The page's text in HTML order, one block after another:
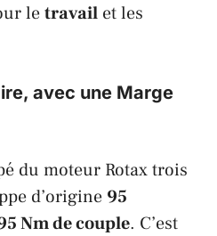
letravail et les
avec une Marge
du moteur Rotaxtrois
d’origine 95
Nm de couple. C’est